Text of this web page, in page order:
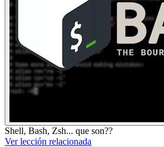
Shell, Bash, Zsh... que son??
Ver lección relacionada